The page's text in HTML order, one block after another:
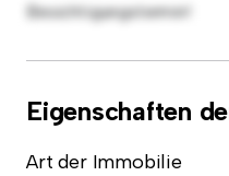
Besichtigungstermin!
Eigenschaften
Art der Immobilie